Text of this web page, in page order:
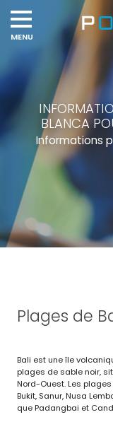
BLANCA
Informations
Plages de
Bali est une île
plages de sable noir,
Nord-Ouest. Les
Bukit, Sanur, Nusa
que Padangbai et